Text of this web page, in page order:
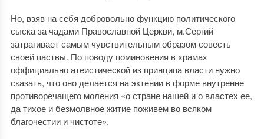
Но, взяв на себя добровольно функцию политического
сыска за чадами Православной Церкви, м.Сергий
затрагивает самым чувствительным образом совесть
своей паствы. По поводу поминовения в храмах
оффициально атеистической из принципа власти нужно
сказать, что оно делается на эктении в форме внутренне
противоречащего моления «о стране нашей и о властех ее,
да тихое и безмолвное житие поживем во всяком
благочестии и чистоте».